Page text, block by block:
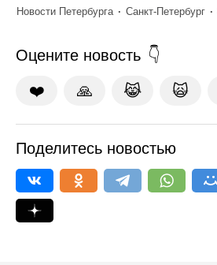
Новости Петербурга
Санкт-Петербург
Оцените новость
❤️ 🙏 😹 🙀
Поделитесь новостью